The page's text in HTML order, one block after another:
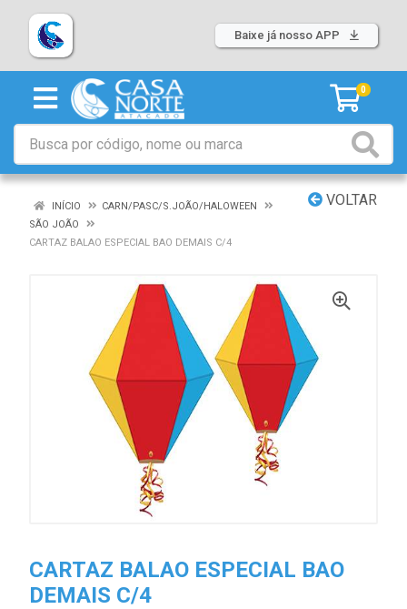
Baixe já nosso APP
0
VOLTAR
INÍCIO
CARN/PASC/S.JOÃO/HALOWEEN
SÃO JOÃO
CARTAZ BALAO ESPECIAL BAO DEMAIS C/4
CARTAZ BALAO ESPECIAL BAO
DEMAIS C/4